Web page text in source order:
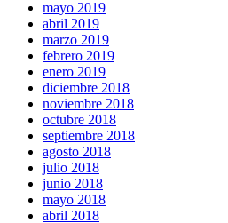
mayo 2019
abril 2019
marzo 2019
febrero 2019
enero 2019
diciembre 2018
noviembre 2018
octubre 2018
septiembre 2018
agosto 2018
julio 2018
junio 2018
mayo 2018
abril 2018